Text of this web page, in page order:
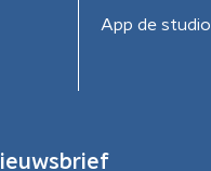
App de studio